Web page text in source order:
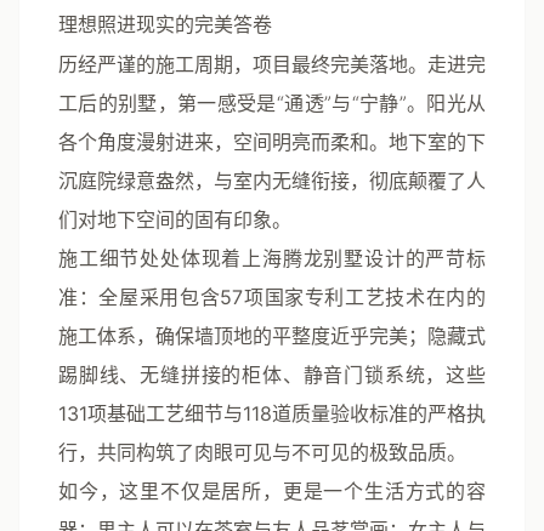
理想照进现实的完美答卷
历经严谨的施工周期，项目最终完美落地。走进完
工后的别墅，第一感受是“通透”与“宁静”。阳光从
各个角度漫射进来，空间明亮而柔和。地下室的下
沉庭院绿意盎然，与室内无缝衔接，彻底颠覆了人
们对地下空间的固有印象。
施工细节处处体现着上海腾龙别墅设计的严苛标
准：全屋采用包含57项国家专利工艺技术在内的
施工体系，确保墙顶地的平整度近乎完美；隐藏式
踢脚线、无缝拼接的柜体、静音门锁系统，这些
131项基础工艺细节与118道质量验收标准的严格执
行，共同构筑了肉眼可见与不可见的极致品质。
如今，这里不仅是居所，更是一个生活方式的容